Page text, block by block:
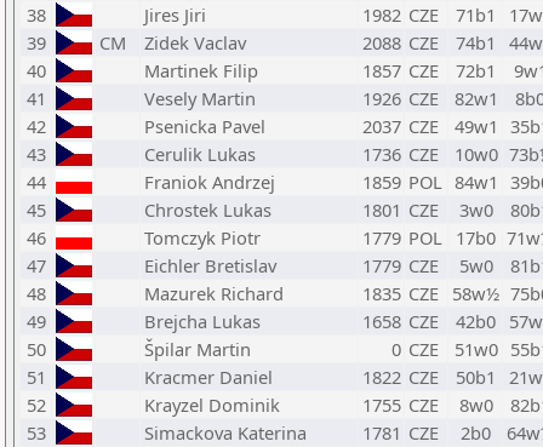
38
Jires Jiri 1982 CZE 71b1
39
CM Zidek Vaclav 2088 CZE 74b1
40
Martinek Filip 1857 CZE 72b1
41
Vesely Martin 1926 CZE 82w1
42
Psenicka Pavel 2037 CZE 49w1
43
Cerulik Lukas 1736 CZE 10w0
44
Franiok Andrzej 1859 POL 84w1
45
Chrostek Lukas 1801 CZE 3w0
46
Tomczyk Piotr 1779 POL 17b0
47
Eichler Bretislav 1779 CZE 5w0
48
Mazurek Richard 1835 CZE 58w½
49
Brejcha Lukas 1658 CZE 42b0
50
Špilar Martin 0 CZE 51w0
51
Kracmer Daniel 1822 CZE 50b1
52
Krayzel Dominik 1755 CZE 8w0
53
Simackova Katerina 1781 CZE 2b0